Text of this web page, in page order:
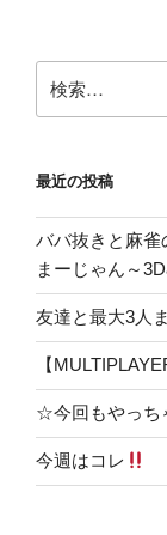
索:
最近の投稿
ババ抜きと麻雀
まーじゃん～
友達と最大3人
【
☆今回もやっ
今週はコレ